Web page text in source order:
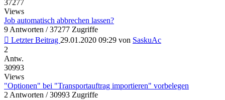
37277
Views
Job automatisch abbrechen lassen?
9 Antworten / 37277 Zugriffe
Letzter Beitrag 29.01.2020 09:29 von SaskuAc
2
Antw.
30993
Views
"Optionen" bei "Transportauftrag importieren" vorbelegen
2 Antworten / 30993 Zugriffe